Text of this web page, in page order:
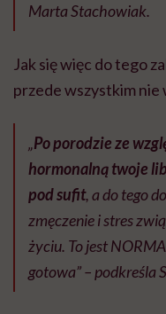
Marta Stachowiak.
Jak się więc do tego
przede wszystkim nie
„Po porodzie ze
hormonalną twoje
pod sufit, a do tego
zmęczenie i stres
życiu. To jest
gotowa” – podkreśla